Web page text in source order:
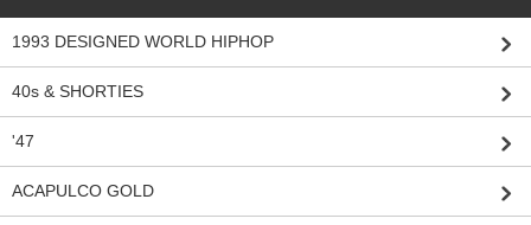
1993 DESIGNED WORLD HIPHOP
40s & SHORTIES
'47
ACAPULCO GOLD